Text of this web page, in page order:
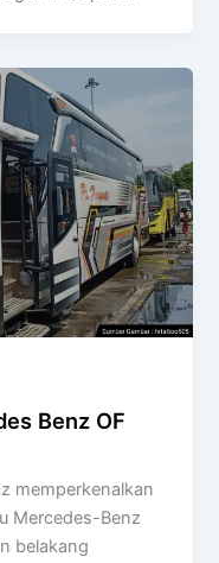
Benz OF
memperkenalkan
Mercedes-Benz
belakang